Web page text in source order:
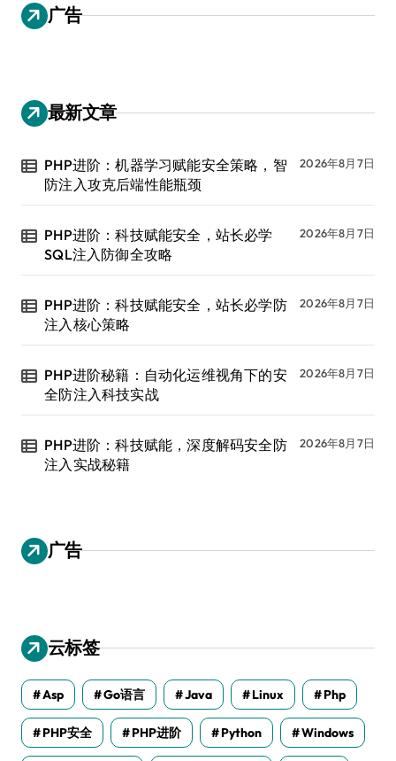
广告
最新文章
PHP进阶：机器学习赋能安全策略，智
防注入攻克后端性能瓶颈
2026年8月7日
PHP进阶：科技赋能安全，站长必学
SQL注入防御全攻略
2026年8月7日
PHP进阶：科技赋能安全，站长必学防
注入核心策略
2026年8月7日
PHP进阶秘籍：自动化运维视角下的安
全防注入科技实战
2026年8月7日
PHP进阶：科技赋能，深度解码安全防
注入实战秘籍
2026年8月7日
广告
云标签
Asp Go语言 Java Linux Php
PHP安全 PHP进阶 Python Windows